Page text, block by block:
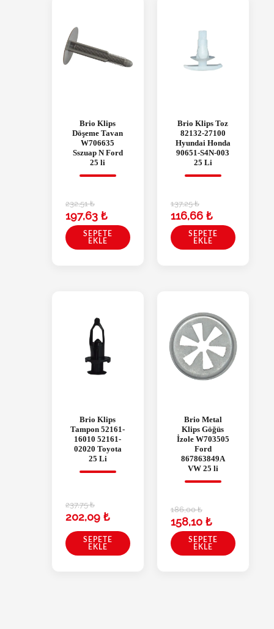
Brio Klips
Döşeme Tavan
W706635
Sszuap N Ford
25 li
232,51₺
197,63 ₺
SEPETE
EKLE
Brio Klips Toz
82132-27100
Hyundai Honda
90651-S4N-003
25 Li
137,25₺
116,66 ₺
SEPETE
EKLE
Brio Klips
Tampon 52161-
16010 52161-
02020 Toyota
25 Li
237,75₺
202,09 ₺
SEPETE
EKLE
Brio Metal
Klips Göğüs
İzole W703505
Ford
867863849A
VW 25 li
186,00₺
158,10 ₺
SEPETE
EKLE